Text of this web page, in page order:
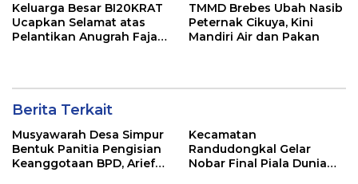
Keluarga Besar BI20KRAT
Ucapkan Selamat atas
Pelantikan Anugrah Fajar
TMMD Brebes Ubah Nasib
Peternak Cikuya, Kini
Mandiri Air dan Pakan
Berita Terkait
Musyawarah Desa Simpur
Bentuk Panitia Pengisian
Keanggotaan BPD, Arief
Kecamatan
Randudongkal Gelar
Nobar Final Piala Dunia